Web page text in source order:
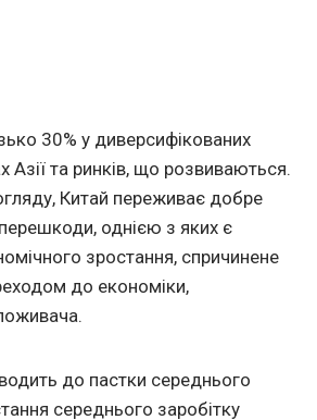
30% у диверсифікованих
Азії та ринків, що розвиваються.
Китай переживає добре
перешкоди, однією з яких є
зростання, спричинене
до економіки,
до пастки середнього
середнього заробітку